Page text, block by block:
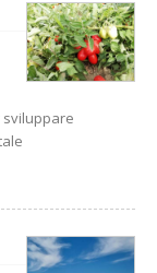
sviluppare